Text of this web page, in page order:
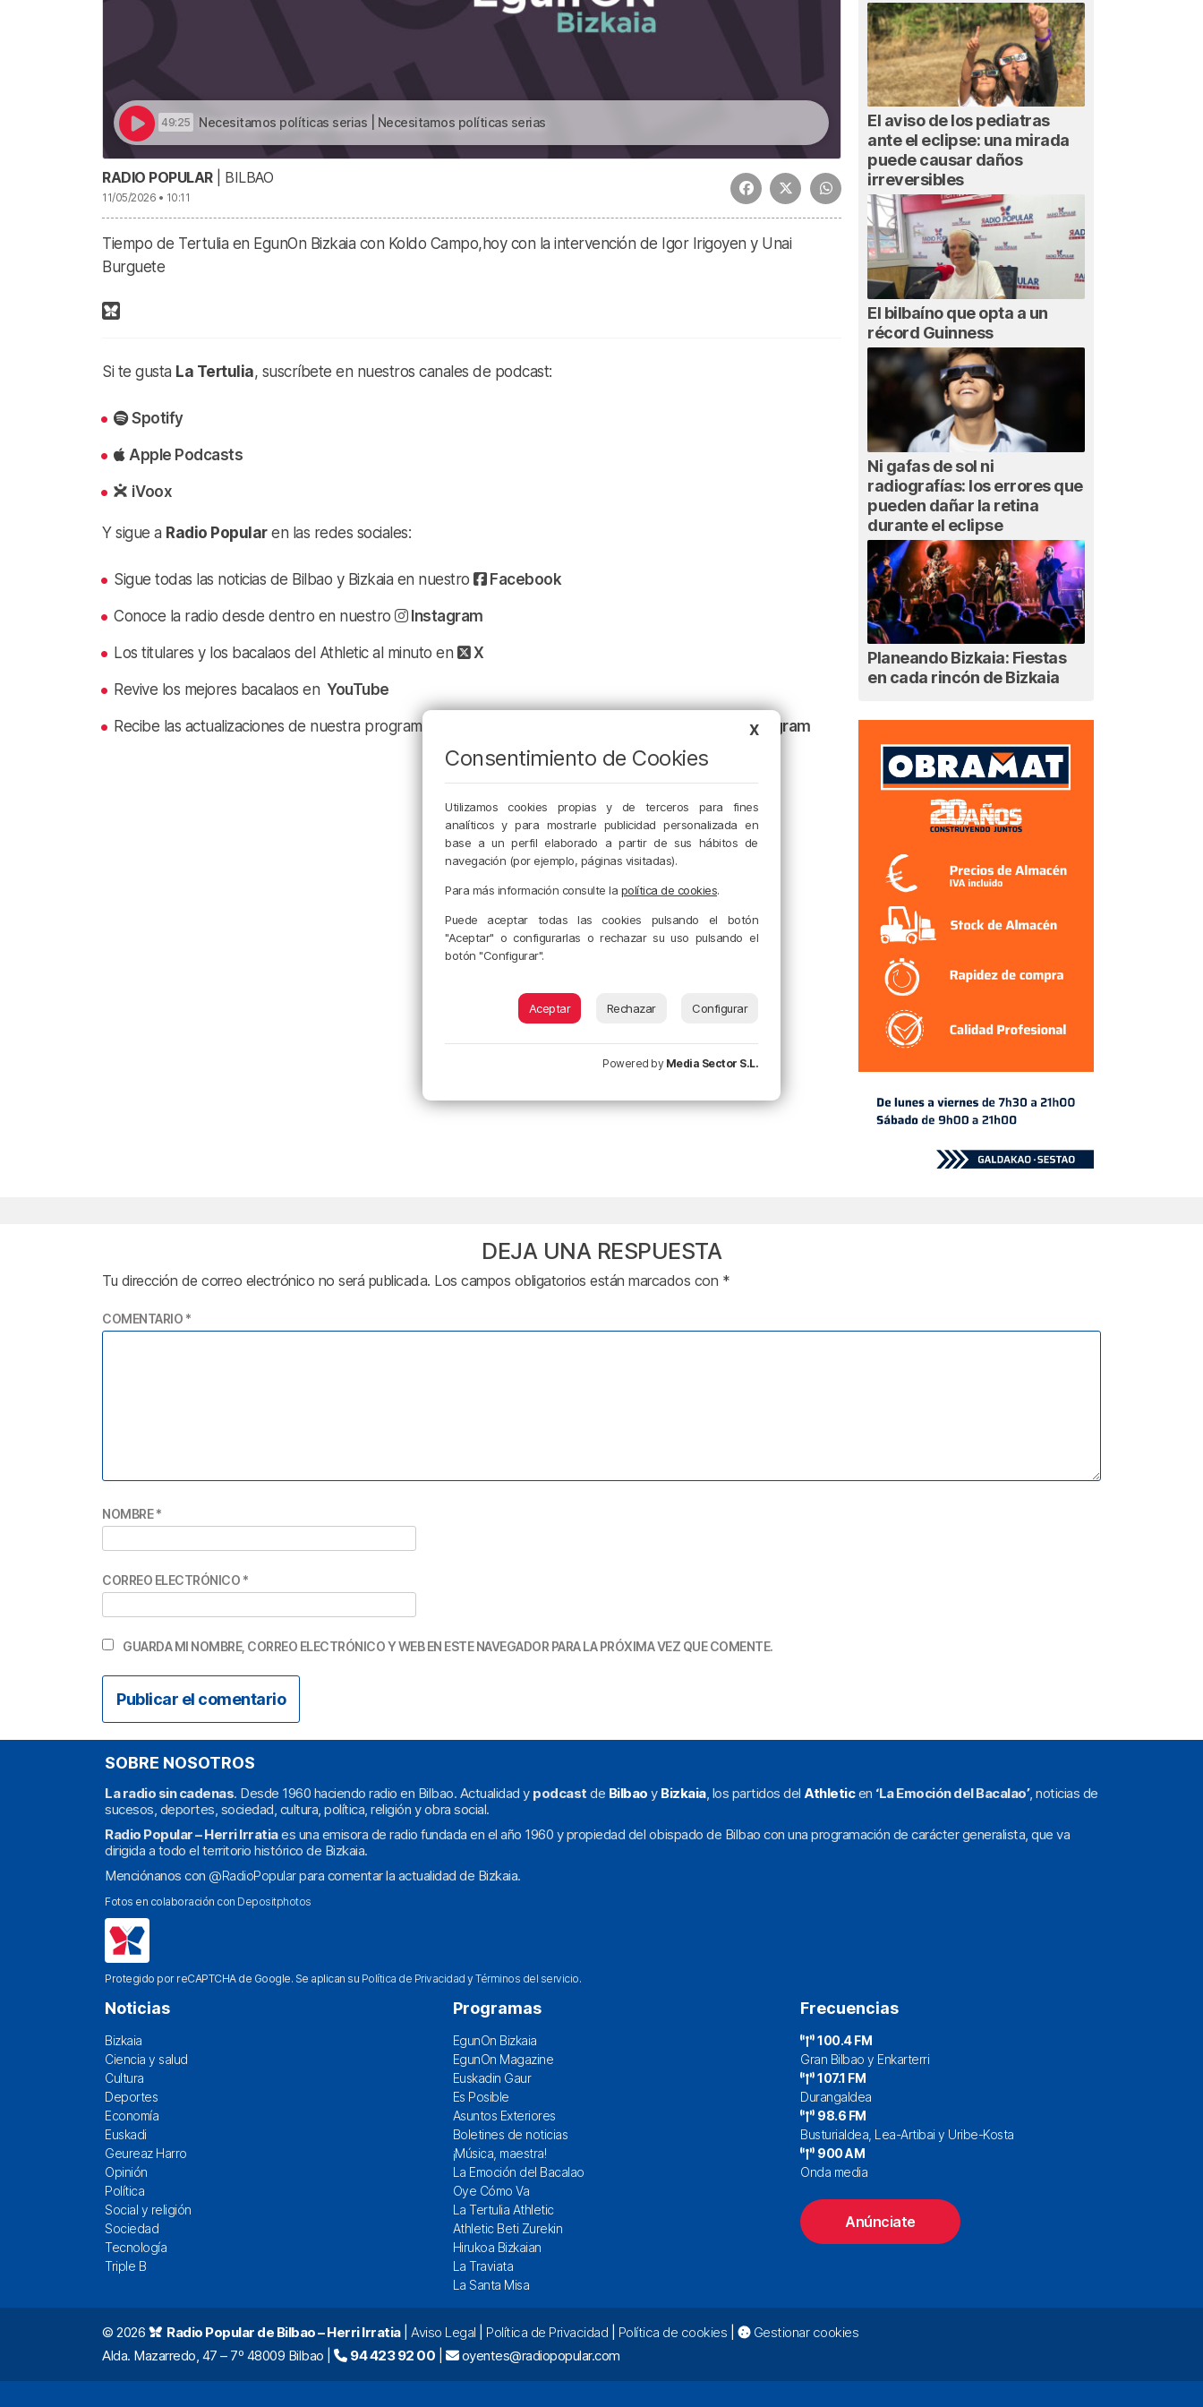
49:25 Necesitamos políticas serias | Necesitamos políticas serias
RADIO POPULAR| BILBAO
11/05/2026 • 10:11
Tiempo de Tertulia en EgunOn Bizkaia con Koldo Campo,hoy con la intervención de Igor Irigoyen y Unai
Burguete
Si te gusta La Tertulia, suscríbete en nuestros canales de podcast:
Spotify
Apple Podcasts
iVoox
Y sigue a Radio Popularen las redes sociales:
Sigue todas las noticias de Bilbao y Bizkaia en nuestro Facebook
Conoce la radio desde dentro en nuestro Instagram
Los titulares y los bacalaos del Athletic al minuto en X
Revive los mejores bacalaos en YouTube
Recibe las actualizaciones de nuestra programación y nuestras noticias en nuestro canal de Telegram
El aviso de los pediatras
ante el eclipse: una mirada
puede causar daños
irreversibles
El bilbaíno que opta a un
récord Guinness
Ni gafas de sol ni
radiografías: los errores que
pueden dañar la retina
durante el eclipse
Planeando Bizkaia: Fiestas
en cada rincón de Bizkaia
DEJA UNA RESPUESTA
Tu dirección de correo electrónico no será publicada. Los campos obligatorios están marcados con *
COMENTARIO *
NOMBRE*
CORREO ELECTRÓNICO *
GUARDA MI NOMBRE, CORREO ELECTRÓNICO Y WEB EN ESTE NAVEGADOR PARA LA PRÓXIMA VEZ QUE COMENTE.
SOBRE NOSOTROS
La radio sin cadenas. Desde 1960 haciendo radio en Bilbao. Actualidad y podcast de Bilbao y Bizkaia, los partidos del Athleticen ‘La Emoción del Bacalao’, noticias de
sucesos, deportes, sociedad, cultura, política, religión y obra social.
Radio Popular – Herri Irratiaes una emisora de radio fundada en el año 1960 y propiedad del obispado de Bilbao con una programación de carácter generalista, que va
dirigida a todo el territorio histórico de Bizkaia.
Menciónanos con @RadioPopularpara comentar la actualidad de Bizkaia.
Fotos en colaboración con Depositphotos
Protegido por reCAPTCHA de Google. Se aplican su Política de Privacidad yTérminos del servicio.
Noticias
Bizkaia
Ciencia y salud
Cultura
Deportes
Economía
Euskadi
Geureaz Harro
Opinión
Política
Social y religión
Sociedad
Tecnología
Triple B
Programas
EgunOn Bizkaia
EgunOn Magazine
Euskadin Gaur
Es Posible
Asuntos Exteriores
Boletines de noticias
¡Música, maestra!
La Emoción del Bacalao
Oye Cómo Va
La Tertulia Athletic
Athletic Beti Zurekin
Hirukoa Bizkaian
La Traviata
La Santa Misa
Frecuencias
100.4 FM
Gran Bilbao y Enkarterri
107.1 FM
Durangaldea
98.6 FM
Busturialdea, Lea-Artibai y Uribe-Kosta
900 AM
Onda media
Anúnciate
© 2026 Radio Popular de Bilbao – Herri Irratia| Aviso Legal Política de Privacidad Política de cookies
Gestionar cookies
Alda. Mazarredo, 47 – 7º 48009 Bilbao |
94 423 92 00 oyentes@radiopopular.com
X
Consentimiento de Cookies
Utilizamos cookies propias y de terceros para fines
analíticos y para mostrarle publicidad personalizada en
base a un perfil elaborado a partir de sus hábitos de
navegación (por ejemplo, páginas visitadas).
Para más información consulte la política de cookies.
Puede aceptar todas las cookies pulsando el botón
"Aceptar" o configurarlas o rechazar su uso pulsando el
botón "Configurar".
Aceptar Rechazar Configurar
Powered by Media Sector S.L.